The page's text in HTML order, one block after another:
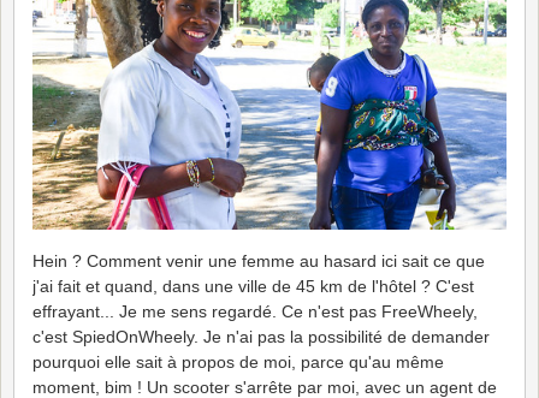
Hein ? Comment venir une femme au hasard ici sait ce que
j'ai fait et quand, dans une ville de 45 km de l'hôtel ? C'est
effrayant... Je me sens regardé. Ce n'est pas FreeWheely,
c'est SpiedOnWheely. Je n'ai pas la possibilité de demander
pourquoi elle sait à propos de moi, parce qu'au même
moment, bim ! Un scooter s'arrête par moi, avec un agent de